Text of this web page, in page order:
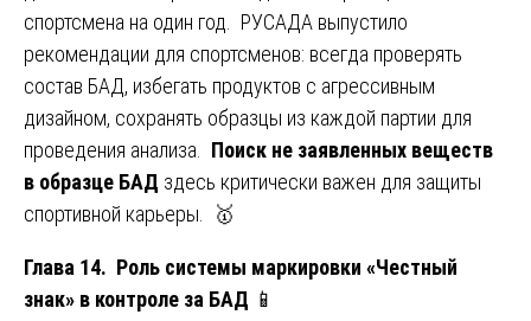
спортсмена на один год. РУСАДА выпустило
рекомендации для спортсменов: всегда проверять
состав БАД, избегать продуктов с агрессивным
дизайном, сохранять образцы из каждой партии для
проведения анализа. Поиск не заявленных веществ
в образце БАД здесь критически важен для защиты
спортивной карьеры. 🥇
Глава 14. Роль системы маркировки «Честный
знак» в контроле за БАД 📱